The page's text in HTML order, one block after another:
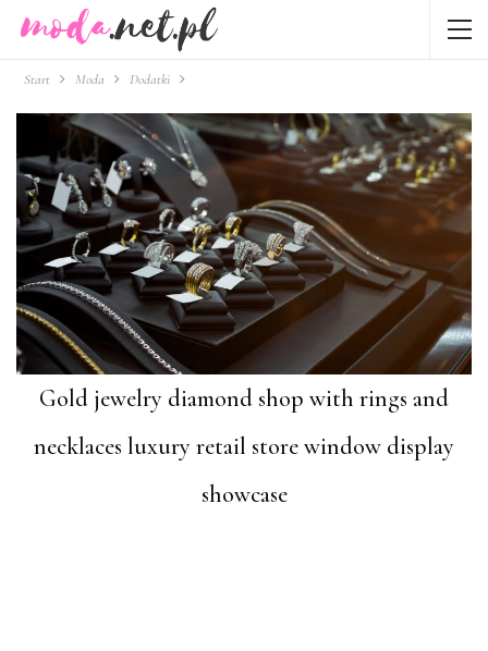
Start Moda Dodatki
Gold jewelry diamond shop with rings and
necklaces luxury retail store window display
showcase